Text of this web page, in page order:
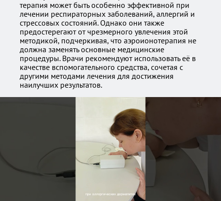
терапия может быть особенно эффективной при
лечении респираторных заболеваний, аллергий и
стрессовых состояний. Однако они также
предостерегают от чрезмерного увлечения этой
методикой, подчеркивая, что аэроионотерапия не
должна заменять основные медицинские
процедуры. Врачи рекомендуют использовать её в
качестве вспомогательного средства, сочетая с
другими методами лечения для достижения
наилучших результатов.